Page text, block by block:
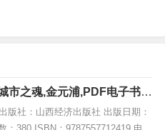
市之魂,金元浦,PDF电子书下
版社：山西经济出版社 出版日期：